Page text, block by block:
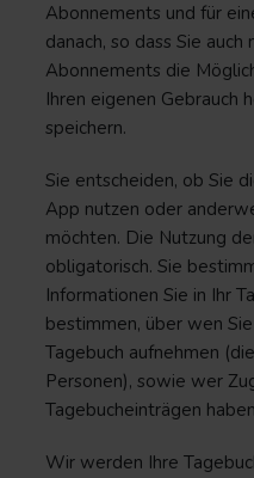
Abonnements und für
danach, so dass Sie auch
Abonnements die
Ihren eigenen Gebrauch
speichern.
Sie entscheiden, ob Sie
App nutzen oder
möchten. Die Nutzung
obligatorisch. Sie
Informationen Sie in Ihr
bestimmen, über wen
Tagebuch aufnehmen
Personen), sowie wer
Tagebucheinträgen
Wir werden Ihre